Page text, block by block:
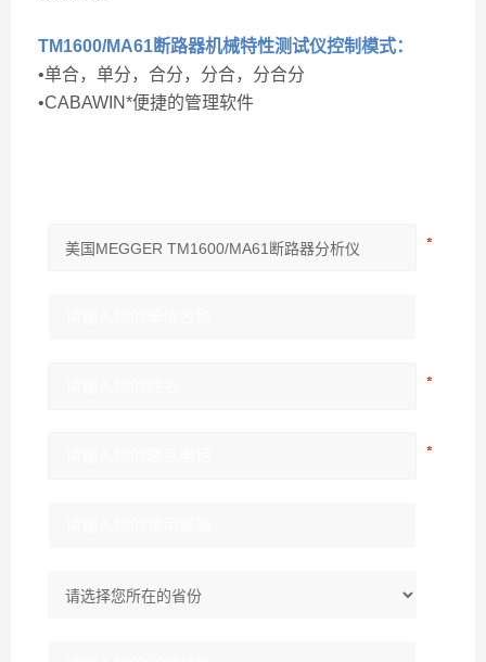
TM1600/MA61断路器机械特性测试仪控制模式：
•单合，单分，合分，分合，分合分
•CABAWIN*便捷的管理软件